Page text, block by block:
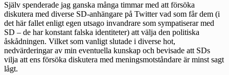
Själv spenderade jag ganska många timmar med att försöka
diskutera med diverse SD-anhängare på Twitter vad som får dem (i
det här fallet enligt egen utsago invandrare som sympatiserar med
SD – de har konstant falska identiteter) att välja den politiska
åskådningen. Vilket som vanligt slutade i diverse hot,
nedvärderingar av min eventuella kunskap och bevisade att SDs
vilja att ens försöka diskutera med meningsmotståndare är minst sagt
lågt.